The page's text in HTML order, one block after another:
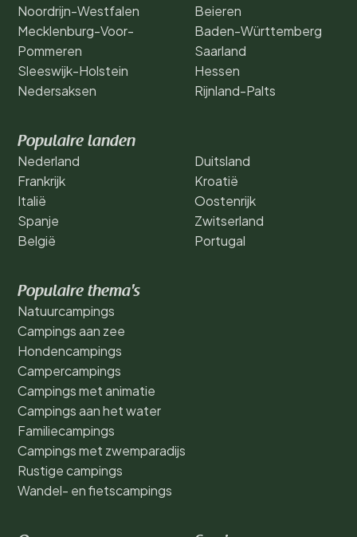
Noordrijn-Westfalen
Mecklenburg-Voor-
Pommeren
Sleeswijk-Holstein
Nedersaksen
Beieren
Baden-Württemberg
Saarland
Hessen
Rijnland-Palts
Populaire landen
Nederland
Frankrijk
Italië
Spanje
België
Duitsland
Kroatië
Oostenrijk
Zwitserland
Portugal
Populaire thema's
Natuurcampings
Campings aan zee
Hondencampings
Campercampings
Campings met animatie
Campings aan het water
Familiecampings
Campings met zwemparadijs
Rustige campings
Wandel- en fietscampings